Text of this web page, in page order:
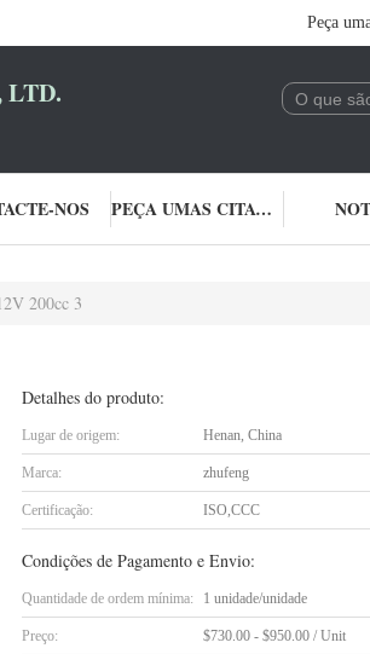
Peça
LTD.
NOS PEÇA UMAS CITAÇÕES
200cc 3
Detalhes do produto:
Lugar de origem: Henan, China
Marca: zhufeng
Certificação: ISO,CCC
Condições de Pagamento e Envio:
Quantidade de ordem mínima: 1 unidade/unidade
Preço: $730.00 - $950.00 / Unit